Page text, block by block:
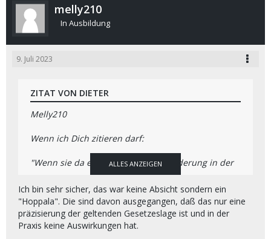
melly210
In Ausbildung
9. Juli 2023
ZITAT VON DIETER
Melly210
Wenn ich Dich zitieren darf:
"Wenn sie da eine fundamentale Änderung in der
Rechtsauslegung machen wollen, braucht das
entsprechende Ankündigungen, Vorlaufzeiten und
Übergangsfristen."
Und auch Mehrheitsrechtliche Beschlüsse!
ALLES ANZEIGEN
Ich bin sehr sicher, das war keine Absicht sondern ein
"Hoppala". Die sind davon ausgegangen, daß das nur eine
präzisierung der geltenden Gesetzeslage ist und in der
Praxis keine Auswirkungen hat.